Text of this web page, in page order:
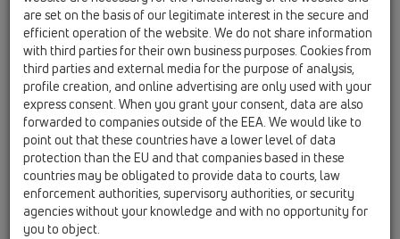
are set on the basis of our legitimate interest in the secure and
efficient operation of the website. We do not share information
with third parties for their own business purposes. Cookies from
third parties and external media for the purpose of analysis,
profile creation, and online advertising are only used with your
express consent. When you grant your consent, data are also
forwarded to companies outside of the EEA. We would like to
point out that these countries have a lower level of data
protection than the EU and that companies based in these
countries may be obligated to provide data to courts, law
enforcement authorities, supervisory authorities, or security
agencies without your knowledge and with no opportunity for
you to object.